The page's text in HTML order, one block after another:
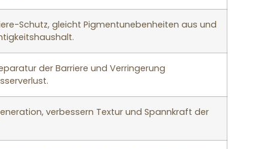
Schutz, gleicht Pigmentunebenheiten aus und
der Barriere und Verringerung
verbessern Textur und Spannkraft der